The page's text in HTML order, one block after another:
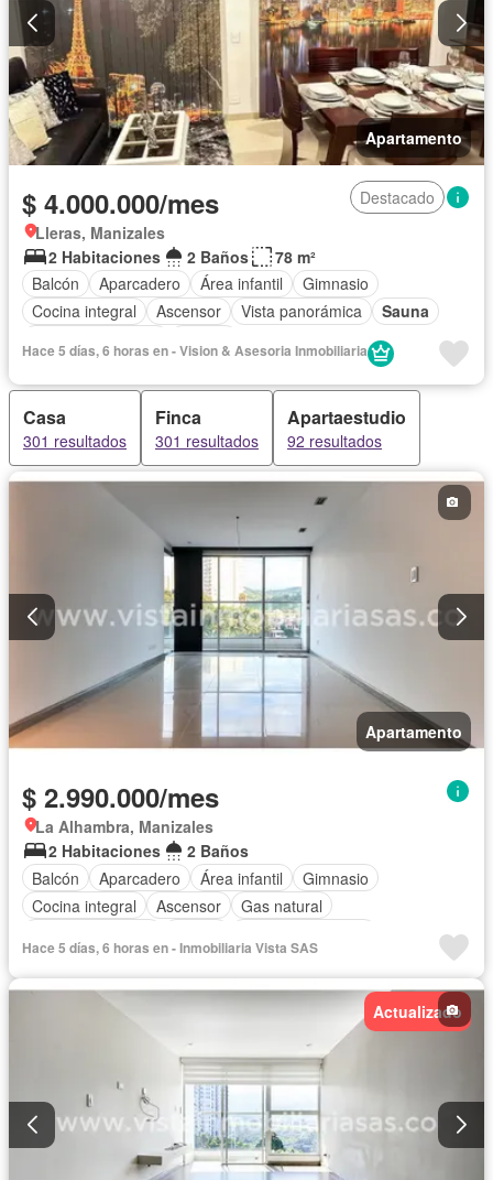
Apartamento
$ 4.000.000/mes
Destacado
Lleras, Manizales
2 Habitaciones
2 Baños
78 m²
Balcón
Aparcadero Área infantil
Gimnasio
Cocina integral
Ascensor Vista panorámica
Sauna
Hace 5 días, 6 horas en - Vision & Asesoria Inmobiliaria
Casa
301 resultados
Finca
301 resultados
Apartaestudio
92 resultados
Apartamento
$ 2.990.000/mes
La Alhambra, Manizales
2 Habitaciones
2 Baños
Balcón
Aparcadero Área infantil
Gimnasio
Cocina integral
Ascensor
Gas natural
Hace 5 días, 6 horas en - Inmobiliaria Vista SAS
Actualizado